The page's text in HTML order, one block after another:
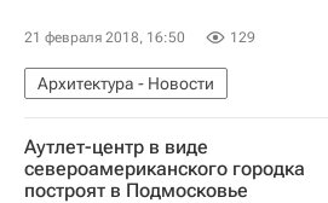
21 февраля 2018, 16:50 129
Архитектура - Новости
Новости - Недвижимость
Москва
Инфраструктура
Архитектура
Аутлет-центр в виде
североамериканского городка
построят в Подмосковье